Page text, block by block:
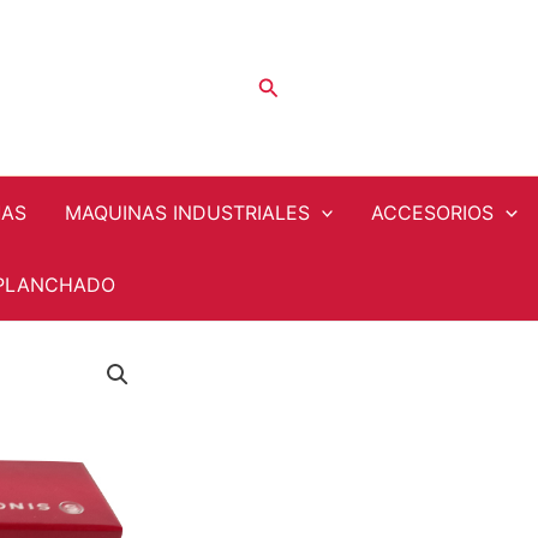
Buscar
MAQUINAS INDUSTRIALES ACCESORIOS